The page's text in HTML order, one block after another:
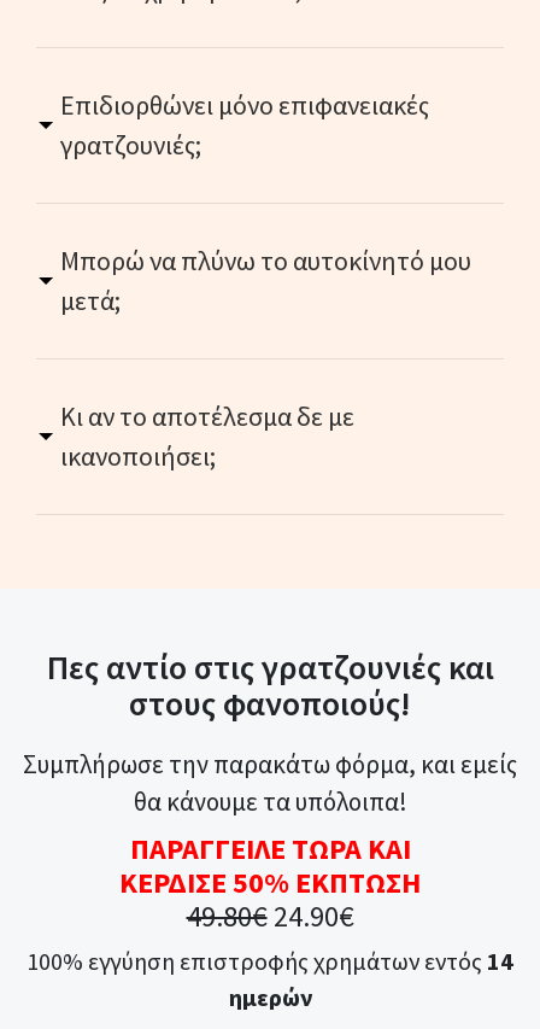
Επιδιορθώνει μόνο επιφανειακές
γρατζουνιές;
Μπορώ να πλύνω το αυτοκίνητό μου
μετά;
Κι αν το αποτέλεσμα δε με
ικανοποιήσει;
Πες αντίο στις γρατζουνιές και
στους φανοποιούς!
Συμπλήρωσε την παρακάτω φόρμα, και εμείς
θα κάνουμε τα υπόλοιπα!
ΠΑΡΑΓΓΕΙΛΕ ΤΩΡΑ ΚΑΙ
ΚΕΡΔΙΣΕ 50% ΕΚΠΤΩΣΗ
49.80€24.90€
100% εγγύηση επιστροφής χρημάτων εντός 14
ημερών